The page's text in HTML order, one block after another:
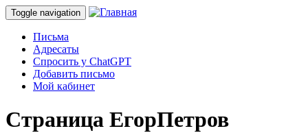
Toggle navigation
Письма
Адресаты
Спросить у ChatGPT
Добавить письмо
Мой кабинет
Страница ЕгорПетров